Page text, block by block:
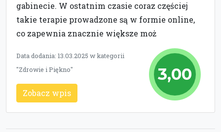
gabinecie. W ostatnim czasie coraz częściej
takie terapie prowadzone są w formie online,
co zapewnia znacznie większe moż
3,00
Data dodania: 13.03.2025 w kategorii
"Zdrowie i Piękno"
Zobacz wpis